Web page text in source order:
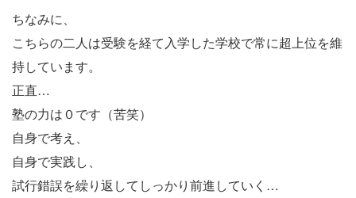
ちなみに、
こちらの二人は受験を経て入学した学校で常に超上位を維
持しています。
正直…
塾の力は０です（苦笑）
自身で考え、
自身で実践し、
試行錯誤を繰り返してしっかり前進していく…